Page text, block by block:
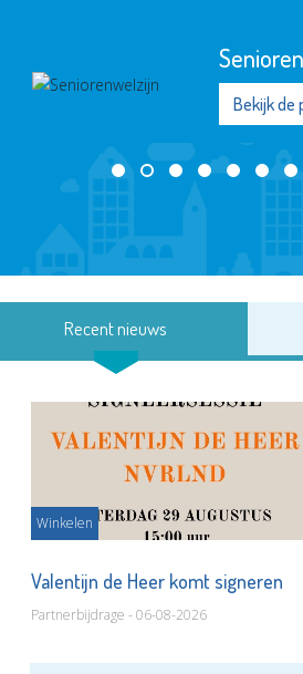
Bekijk de
Recent nieuws
Winkelen
Valentijn de Heer komt signeren
Partnerbijdrage - 06-08-2026